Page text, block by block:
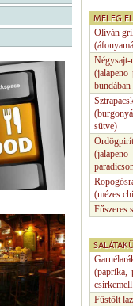
MELEG
Olíván
Négysajt-
(jalapeno
sütve)
(mézes
Fűszeres
(paprika,
Füstölt